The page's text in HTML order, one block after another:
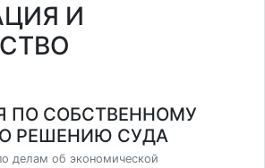
И
ПО СОБСТВЕННОМУ
РЕШЕНИЮ СУДА
делам об экономической